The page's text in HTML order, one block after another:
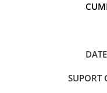
SUPORT